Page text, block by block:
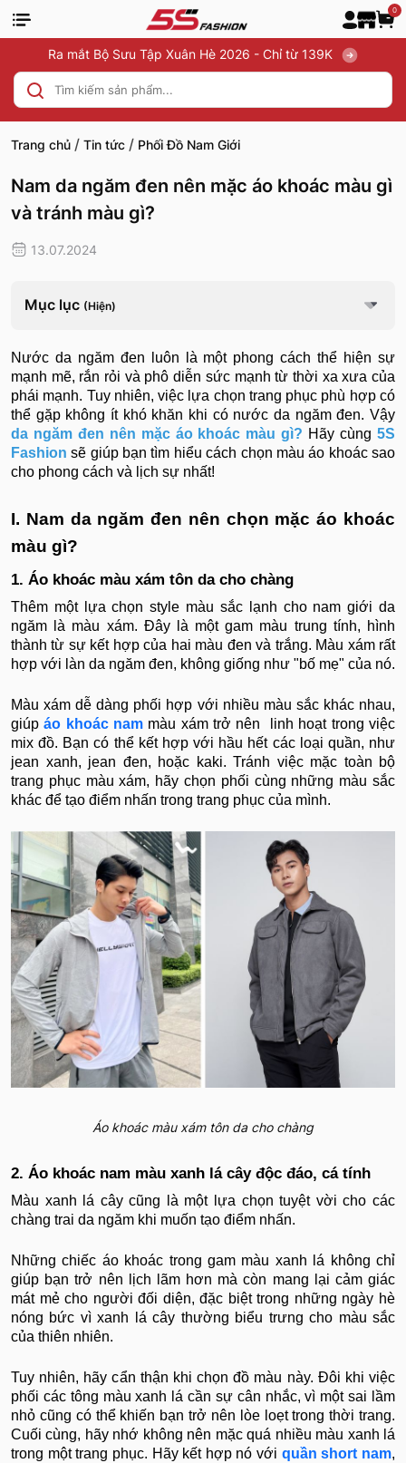
0
Ra mắt Bộ Sưu Tập Xuân Hè 2026 - Chỉ từ 139K
Trang chủ / Tin tức / Phối Đồ Nam Giới
Nam da ngăm đen nên mặc áo khoác màu gì
và tránh màu gì?
13.07.2024
Mục lục (Hiện)
Nước da ngăm đen luôn là một phong cách thể hiện sự
mạnh mẽ, rắn rỏi và phô diễn sức mạnh từ thời xa xưa của
phái mạnh. Tuy nhiên, việc lựa chọn trang phục phù hợp có
thể gặp không ít khó khăn khi có nước da ngăm đen. Vậy
da ngăm đen nên mặc áo khoác màu gì? Hãy cùng 5S
Fashion sẽ giúp bạn tìm hiểu cách chọn màu áo khoác sao
cho phong cách và lịch sự nhất!
I. Nam da ngăm đen nên chọn mặc áo khoác
màu gì?
1. Áo khoác màu xám tôn da cho chàng
Thêm một lựa chọn style màu sắc lạnh cho nam giới da
ngăm là màu xám. Đây là một gam màu trung tính, hình
thành từ sự kết hợp của hai màu đen và trắng. Màu xám rất
hợp với làn da ngăm đen, không giống như "bố mẹ" của nó.
Màu xám dễ dàng phối hợp với nhiều màu sắc khác nhau,
giúpáo khoác nam màu xám trở nên linh hoạt trong việc
mix đồ. Bạn có thể kết hợp với hầu hết các loại quần, như
jean xanh, jean đen, hoặc kaki. Tránh việc mặc toàn bộ
trang phục màu xám, hãy chọn phối cùng những màu sắc
khác để tạo điểm nhấn trong trang phục của mình.
Áo khoác màu xám tôn da cho chàng
2. Áo khoác nam màu xanh lá cây độc đáo, cá tính
Màu xanh lá cây cũng là một lựa chọn tuyệt vời cho các
chàng trai da ngăm khi muốn tạo điểm nhấn.
Những chiếc áo khoác trong gam màu xanh lá không chỉ
giúp bạn trở nên lịch lãm hơn mà còn mang lại cảm giác
mát mẻ cho người đối diện, đặc biệt trong những ngày hè
nóng bức vì xanh lá cây thường biểu trưng cho màu sắc
của thiên nhiên.
Tuy nhiên, hãy cẩn thận khi chọn đồ màu này. Đôi khi việc
phối các tông màu xanh lá cần sự cân nhắc, vì một sai lầm
nhỏ cũng có thể khiến bạn trở nên lòe loẹt trong thời trang.
Cuối cùng, hãy nhớ không nên mặc quá nhiều màu xanh lá
trong một trang phục. Hãy kết hợp nó với quần short nam,